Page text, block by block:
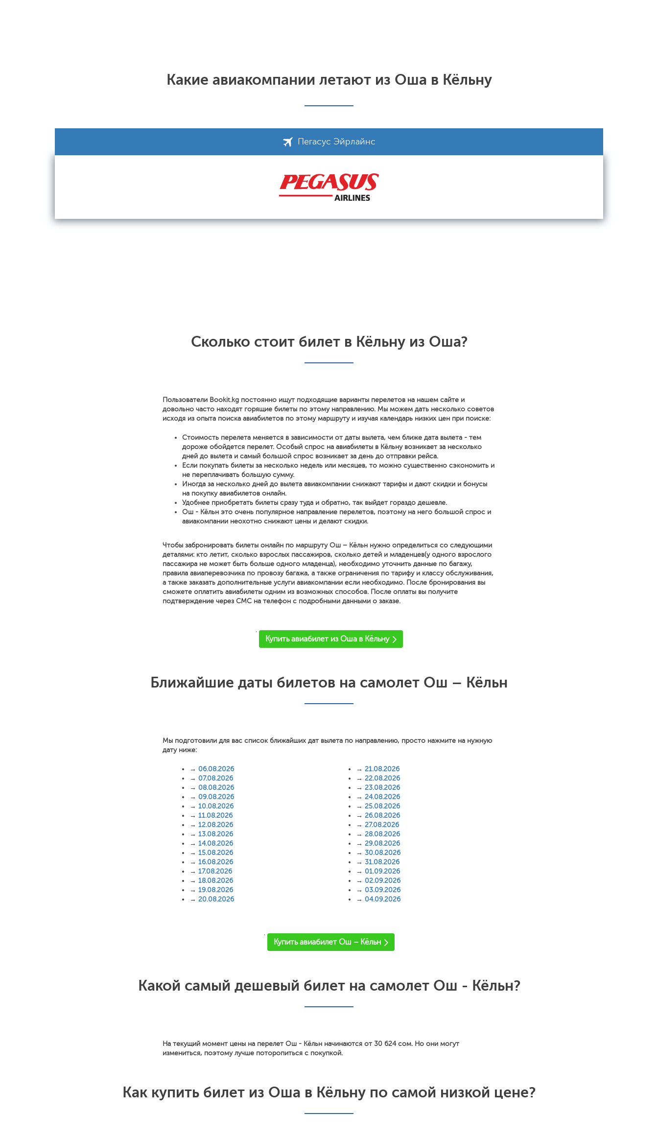
Какие авиакомпании летают из Оша в Кёльну
Пегасус Эйрлайнс
Сколько стоит билет в Кёльну из Оша?
Пользователи Bookit.kg постоянно ищут подходящие варианты перелетов на нашем сайте и
довольно часто находят горящие билеты по этому направлению. Мы можем дать несколько советов
исходя из опыта поиска авиабилетов по этому маршруту и изучая календарь низких цен при поиске:
Стоимость перелета меняется в зависимости от даты вылета, чем ближе дата вылета - тем
дороже обойдется перелет. Особый спрос на авиабилеты в Кёльну возникает за несколько
дней до вылета и самый большой спрос возникает за день до отправки рейса.
Если покупать билеты за несколько недель или месяцев, то можно существенно сэкономить и
не переплачивать большую сумму.
Иногда за несколько дней до вылета авиакомпании снижают тарифы и дают скидки и бонусы
на покупку авиабилетов онлайн.
Удобнее приобретать билеты сразу туда и обратно, так выйдет гораздо дешевле.
Ош - Кёльн это очень популярное направление перелетов, поэтому на него большой спрос и
авиакомпании неохотно снижают цены и делают скидки.
Чтобы забронировать билеты онлайн по маршруту Ош – Кёльн нужно определиться со следующими
деталями: кто летит, сколько взрослых пассажиров, сколько детей и младенцев(у одного взрослого
пассажира не может быть больше одного младенца), необходимо уточнить данные по багажу,
правила авиаперевозчика по провозу багажа, а также ограничения по тарифу и классу обслуживания,
а также заказать дополнительные услуги авиакомпании если необходимо. После бронирования вы
сможете оплатить авиабилеты одним из возможных способов. После оплаты вы получите
подтверждение через СМС на телефон с подробными данными о заказе.
'
Купить авиабилет из Оша в Кёльну
Ближайшие даты билетов на самолет Ош – Кёльн
Мы подготовили для вас список ближайших дат вылета по направлению, просто нажмите на нужную
дату ниже:
→ 06.08.2026
→ 07.08.2026
→ 08.08.2026
→ 09.08.2026
→ 10.08.2026
→ 11.08.2026
→ 12.08.2026
→ 13.08.2026
→ 14.08.2026
→ 15.08.2026
→ 16.08.2026
→ 17.08.2026
→ 18.08.2026
→ 19.08.2026
→ 20.08.2026
→ 21.08.2026
→ 22.08.2026
→ 23.08.2026
→ 24.08.2026
→ 25.08.2026
→ 26.08.2026
→ 27.08.2026
→ 28.08.2026
→ 29.08.2026
→ 30.08.2026
→ 31.08.2026
→ 01.09.2026
→ 02.09.2026
→ 03.09.2026
→ 04.09.2026
'
Купить авиабилет Ош – Кёльн
Какой самый дешевый билет на самолет Ош - Кёльн?
На текущий момент цены на перелет Ош - Кёльн начинаются от 30 624 сом. Но они могут
измениться, поэтому лучше поторопиться с покупкой.
Как купить билет из Оша в Кёльну по самой низкой цене?